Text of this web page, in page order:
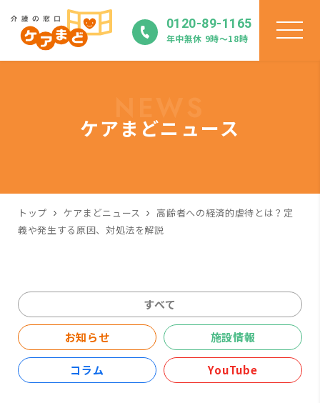
0120-89-1165
年中無休 9時〜18時
ケアまどニュース
トップ ケアまどニュース
高齢者への経済的虐待とは？定
義や発生する原因、対処法を解説
すべて
お知らせ 施設情報
コラム YouTube